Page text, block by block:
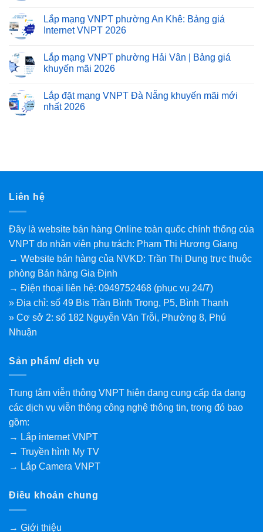
Lắp mạng VNPT phường An Khê: Bảng giá
Internet VNPT 2026
Lắp mạng VNPT phường Hải Vân | Bảng giá
khuyến mãi 2026
Lắp đặt mạng VNPT Đà Nẵng khuyến mãi mới
nhất 2026
Liên hệ
Đây là website bán hàng Online toàn quốc chính thống của
VNPT do nhân viên phụ trách: Phạm Thị Hương Giang
→ Website bán hàng của NVKD: Trần Thị Dung trực thuộc
phòng Bán hàng Gia Định
→ Điện thoại liên hệ: 0949752468 (phục vụ 24/7)
» Địa chỉ: số 49 Bis Trần Bình Trọng, P5, Bình Thạnh
» Cơ sở 2: số 182 Nguyễn Văn Trỗi, Phường 8, Phú
Nhuận
Sản phẩm/ dịch vụ
Trung tâm viễn thông VNPT hiện đang cung cấp đa dạng
các dịch vụ viễn thông công nghệ thông tin, trong đó bao
gồm:
→ Lắp internet VNPT
→ Truyền hình My TV
→ Lắp Camera VNPT
Điều khoản chung
→ Giới thiệu